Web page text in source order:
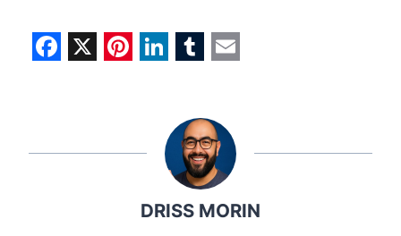
e
t
k
d
m
b
l
r
a
i
l
DRISS MORIN